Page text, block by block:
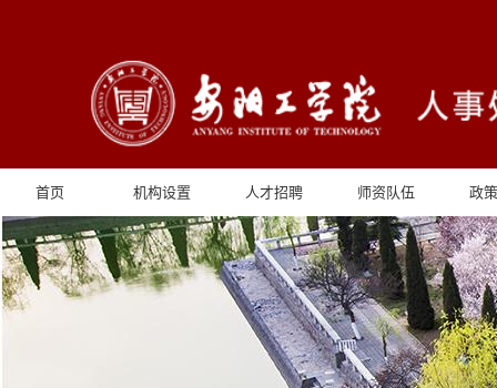
首页 机构设置 人才招聘 师资队伍 政